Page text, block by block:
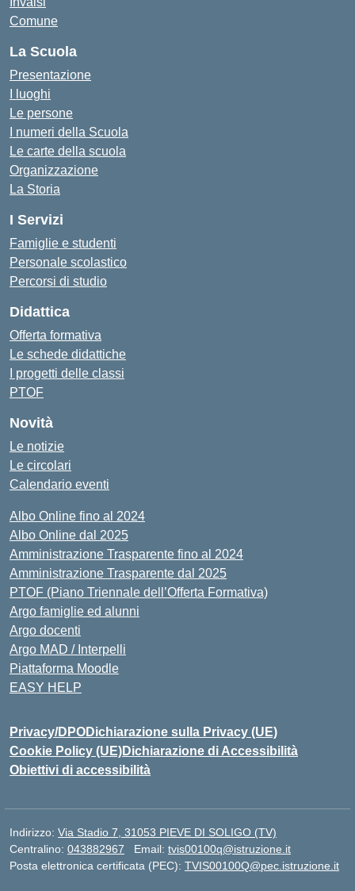
Comune
La Scuola
Presentazione
I luoghi
Le persone
I numeri della Scuola
Le carte della scuola
Organizzazione
La Storia
I Servizi
Famiglie e studenti
Personale scolastico
Percorsi di studio
Didattica
Offerta formativa
Le schede didattiche
I progetti delle classi
PTOF
Novità
Le notizie
Le circolari
Calendario eventi
Albo Online fino al 2024
Albo Online dal 2025
Amministrazione Trasparente fino al 2024
Amministrazione Trasparente dal 2025
PTOF (Piano Triennale dell’Offerta Formativa)
Argo famiglie ed alunni
Argo docenti
Argo MAD / Interpelli
Piattaforma Moodle
EASY HELP
Privacy/DPODichiarazione sulla Privacy (UE)
Cookie Policy (UE)Dichiarazione di Accessibilità
Obiettivi di accessibilità
Indirizzo: Via Stadio 7, 31053 PIEVE DI SOLIGO (TV)
Centralino: 043882967 Email: tvis00100q@istruzione.it
Posta elettronica certificata (PEC): TVIS00100Q@pec.istruzione.it